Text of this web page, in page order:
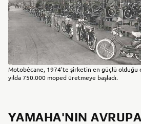
Motobécane, 1974'te şirketin en güçlü olduğu
yılda 750.000 moped üretmeye başladı.
YAMAHA'NIN